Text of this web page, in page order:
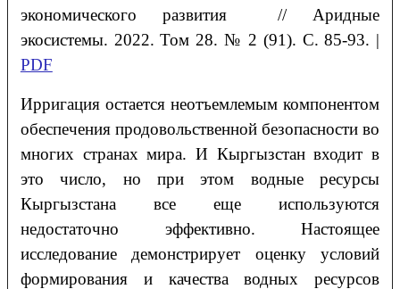
экономического развития// Аридные
экосистемы. 2022. Том 28. № 2 (91). С. 85-93. |
PDF
Ирригация остается неотъемлемым компонентом
обеспечения продовольственной безопасности во
многих странах мира. И Кыргызстан входит в
это число, но при этом водные ресурсы
Кыргызстана все еще используются
недостаточно эффективно. Настоящее
исследование демонстрирует оценку условий
формирования и качества водных ресурсов